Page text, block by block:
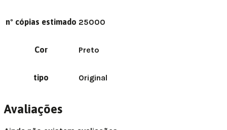
nº cópias estimado 25000
Cor Preto
tipo Original
Avaliações